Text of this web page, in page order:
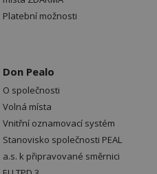
Platební možnosti
Don Pealo
O společnosti
Volná místa
Vnitřní oznamovací systém
Stanovisko společnosti PEAL
a.s. k připravované směrnici